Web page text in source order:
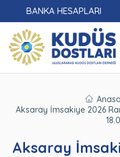
BANKA HESAPLARI
Aksaray İmsakiye 2026
Aksaray